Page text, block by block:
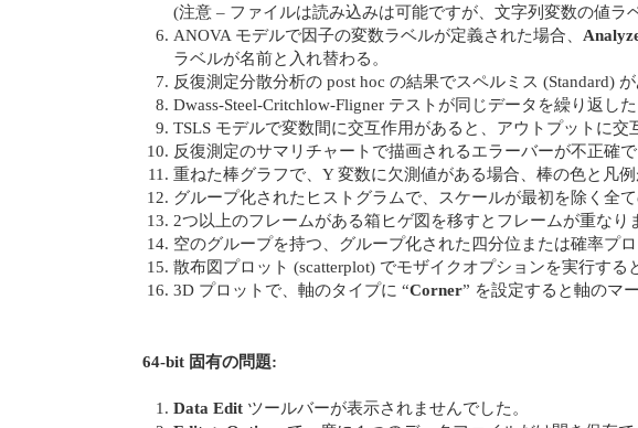
(注意 – ファイルは読み込みは可能ですが、文字列変数の値ラ
ANOVA モデルで因子の変数ラベルが定義された場合、
ラベルが名前と入れ替わる。
反復測定分散分析の post hoc の結果でスペルミス (Standard) が
Dwass-Steel-Critchlow-Fligner テストが同じデータを繰り返し
TSLS モデルで変数間に交互作用があると、アウトプットに交
反復測定のサマリチャートで描画されるエラーバーが不正確で
重ねた棒グラフで、Y 変数に欠測値がある場合、棒の色と凡例
グループ化されたヒストグラムで、スケールが最初を除く全
2つ以上のフレームがある箱ヒゲ図を移すとフレームが重なり
空のグループを持つ、グループ化された四分位または確率プ
散布図プロット (scatterplot) でモザイクオプションを実行する
3D プロットで、軸のタイプに “Corner” を設定すると軸のマ
64-bit 固有の問題:
Data Edit ツールバーが表示されませんでした。